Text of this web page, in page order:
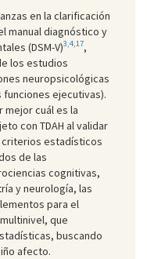
en la clarificación
manual diagnóstico y
(DSM-V)3,4,17,
los estudios
neuropsicológicas
ejecutivas).
cuál es la
con TDAH al validar
criterios estadísticos
de las
cognitivas,
y neurología, las
para el
que
buscando
afecto.